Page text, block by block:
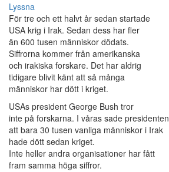
Lyssna
För tre och ett halvt år sedan startade
USA krig i Irak. Sedan dess har fler
än 600 tusen människor dödats.
Siffrorna kommer från amerikanska
och irakiska forskare. Det har aldrig
tidigare blivit känt att så många
människor har dött i kriget.
USAs president George Bush tror
inte på forskarna. I våras sade presidenten
att bara 30 tusen vanliga människor i Irak
hade dött sedan kriget.
Inte heller andra organisationer har fått
fram samma höga siffror.